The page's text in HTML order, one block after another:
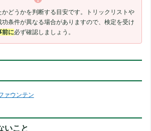
かどうかを判断する目安です。トリックリストや
条件が異なる場合がありますので、検定を受け
前に必ず確認しましょう。
ァウンテン
いこと